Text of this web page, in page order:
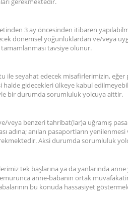
3 ay öncesinden itibaren
dönemsel yoğunluklardan ve/veya
tavsiye olunur.
ile seyahat edecek misafirlerimizin, eğer
halde gidecekleri ülkeye kabul
bir durumda sorumluluk yolcuya aittir.
ve/veya benzeri tahribat(lar)a uğramış
adına; anılan pasaportların
Aksi durumda sorumluluk
tek başlarına ya da yanlarında
anne-babanın ortak
bu konuda hassasiyet